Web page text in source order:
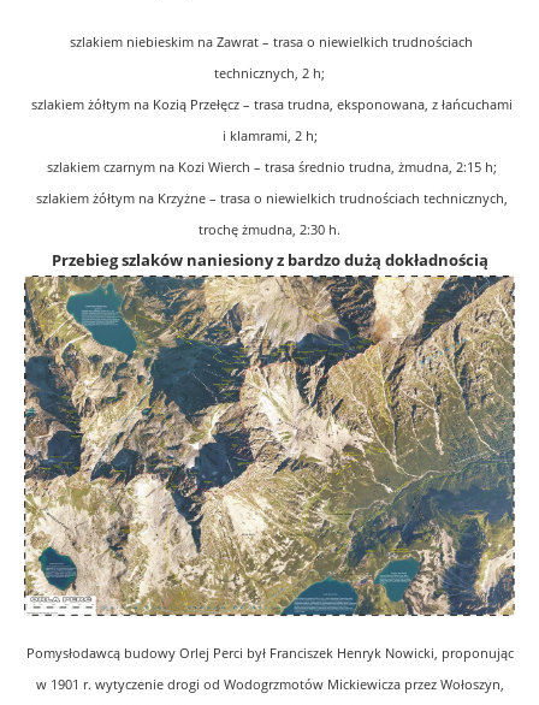
szlakiem niebieskim na Zawrat – trasa o niewielkich trudnościach
technicznych, 2 h;
szlakiem żółtym na Kozią Przełęcz – trasa trudna, eksponowana, z łańcuchami
i klamrami, 2 h;
szlakiem czarnym na Kozi Wierch – trasa średnio trudna, żmudna, 2:15 h;
szlakiem żółtym na Krzyżne – trasa o niewielkich trudnościach technicznych,
trochę żmudna, 2:30 h.
Przebieg szlaków naniesiony z bardzo dużą dokładnością
Pomysłodawcą budowy Orlej Perci był Franciszek Henryk Nowicki, proponując
w 1901 r. wytyczenie drogi od Wodogrzmotów Mickiewicza przez Wołoszyn,